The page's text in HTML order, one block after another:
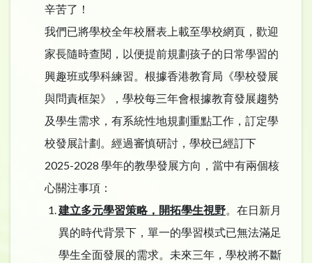
辛苦了！​
我們已將學校全年校曆表上載至學校網頁，歡迎
家長隨時查閱，以便提前規劃孩子的日常學習的
興趣班或學科練習。根據香港教育局《學校發展
與問責框架》，學校每三年會根據教育發展趨勢
及學生需求，有系統性地規劃重點工作，訂定學
校發展計劃。經過審慎研討，學校已經訂下
2025-2028 學年的教學發展方向，當中有兩個核
心關注事項：
建立多元學習策略，開拓學生視野 。在日新月
異的時代背景下，單一的學習模式已無法滿足
學生全面發展的需求。未來三年，學校將不斷